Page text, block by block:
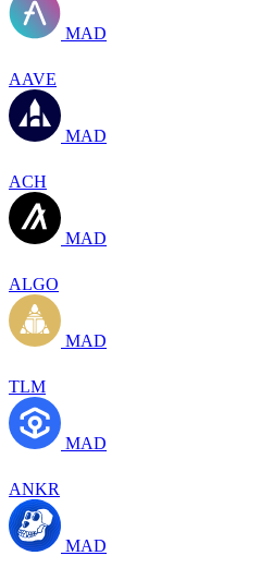
MAD
AAVE
MAD
ACH
MAD
ALGO
MAD
TLM
MAD
ANKR
MAD